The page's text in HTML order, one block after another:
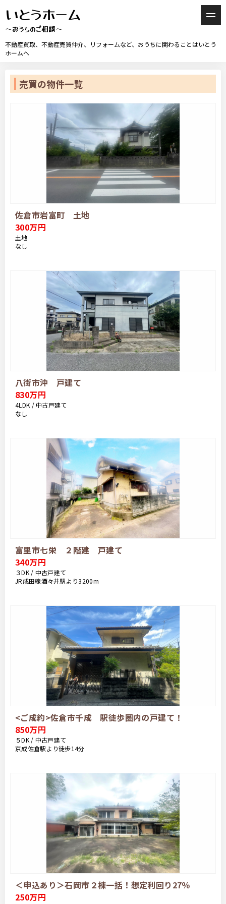
不動産買取、不動産売買仲介、リフォームなど、おうちに関わることはいとう
ホームへ
いとうホーム
〜おうちのご相談〜
売買の物件一覧
佐倉市岩富町 土地
300万円
土地
なし
八街市沖 戸建て
830万円
4LDK / 中古戸建て
なし
富里市七栄 ２階建 戸建て
340万円
３DK / 中古戸建て
JR成田線酒々井駅より3200m
<ご成約>佐倉市千成 駅徒歩圏内の戸建て！
850万円
５DK / 中古戸建て
京成佐倉駅より徒歩14分
＜申込あり＞石岡市２棟一括！想定利回り27％
250万円